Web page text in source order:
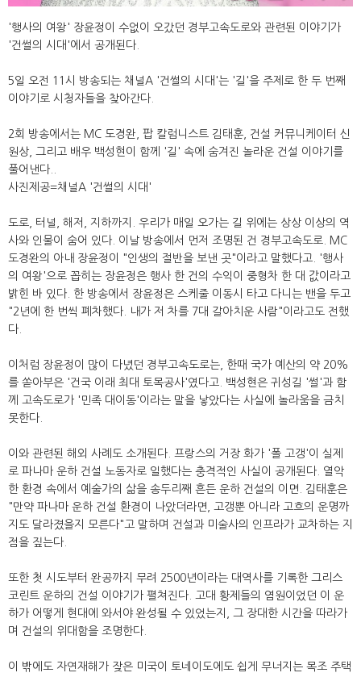
'행사의 여왕' 장윤정이 수없이 오갔던 경부고속도로와 관련된 이야기가
'건썰의 시대'에서 공개된다.
5일 오전 11시 방송되는 채널A '건썰의 시대'는 '길'을 주제로 한 두 번째
이야기로 시청자들을 찾아간다.
2회 방송에서는 MC 도경완, 팝 칼럼니스트 김태훈, 건설 커뮤니케이터 신
원상, 그리고 배우 백성현이 함께 '길' 속에 숨겨진 놀라운 건설 이야기를
풀어낸다..
사진제공=채널A '건썰의 시대'
도로, 터널, 해저, 지하까지. 우리가 매일 오가는 길 위에는 상상 이상의 역
사와 인물이 숨어 있다. 이날 방송에서 먼저 조명된 건 경부고속도로. MC
도경완의 아내 장윤정이 "인생의 절반을 보낸 곳"이라고 말했다고. '행사
의 여왕'으로 꼽히는 장윤정은 행사 한 건의 수익이 중형차 한 대 값이라고
밝힌 바 있다. 한 방송에서 장윤정은 스케줄 이동시 타고 다니는 밴을 두고
"2년에 한 번씩 폐차했다. 내가 저 차를 7대 갈아치운 사람"이라고도 전했
다.
이처럼 장윤정이 많이 다녔던 경부고속도로는, 한때 국가 예산의 약 20%
를 쏟아부은 '건국 이래 최대 토목공사'였다고. 백성현은 귀성길 '썰'과 함
께 고속도로가 '민족 대이동'이라는 말을 낳았다는 사실에 놀라움을 금치
못한다.
이와 관련된 해외 사례도 소개된다. 프랑스의 거장 화가 '폴 고갱'이 실제
로 파나마 운하 건설 노동자로 일했다는 충격적인 사실이 공개된다. 열악
한 환경 속에서 예술가의 삶을 송두리째 흔든 운하 건설의 이면. 김태훈은
"만약 파나마 운하 건설 환경이 나았더라면, 고갱뿐 아니라 고흐의 운명까
지도 달라졌을지 모른다"고 말하며 건설과 미술사의 인프라가 교차하는 지
점을 짚는다.
또한 첫 시도부터 완공까지 무려 2500년이라는 대역사를 기록한 그리스
코린트 운하의 건설 이야기가 펼쳐진다. 고대 황제들의 염원이었던 이 운
하가 어떻게 현대에 와서야 완성될 수 있었는지, 그 장대한 시간을 따라가
며 건설의 위대함을 조명한다.
이 밖에도 자연재해가 잦은 미국이 토네이도에도 쉽게 무너지는 목조 주택